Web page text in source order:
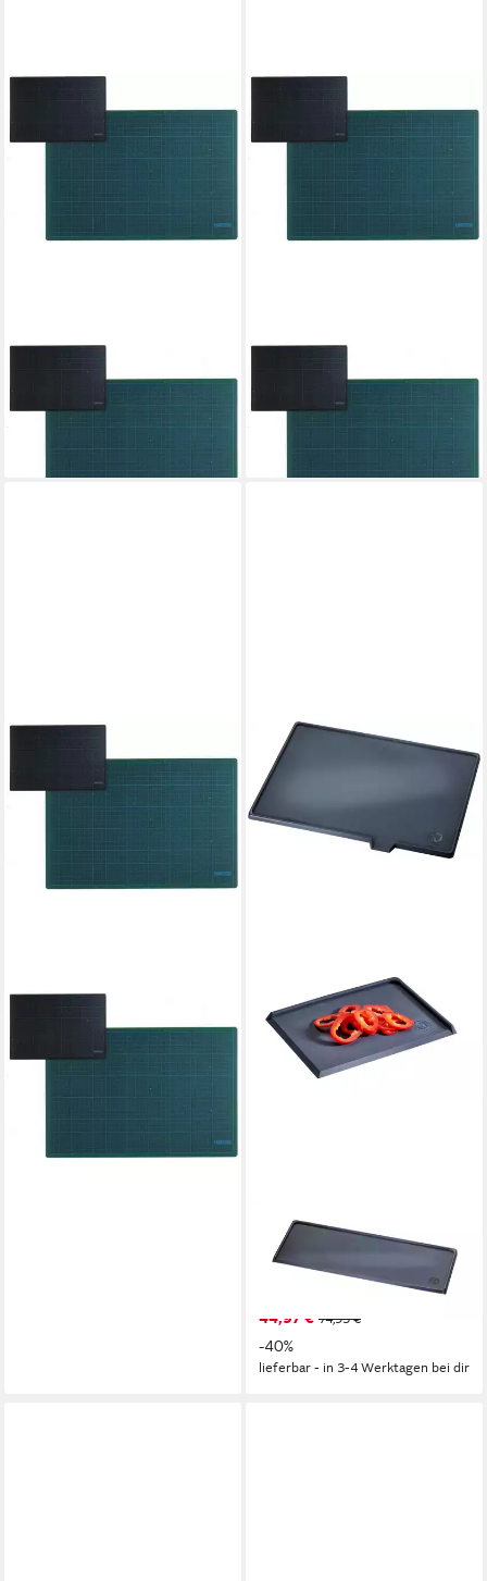
Schneidunterlage Cut Mat
45x33cm grün/schwarz
lieferbar - in 5-6 Werktagen bei dir
Schneidunterlage Cut Mat
90x60cm grün/schwarz
lieferbar - in 5-6 Werktagen bei dir
Schneidunterlage Cut Mat
60x45cm grün/schwarz
lieferbar - in 5-6 Werktagen bei dir
CHEF CUISINE INTERNATIONAL
Schneideunterlage BBQ
Schneidebretter, drei
44,97 € 74,95 €
-40%
lieferbar - in 3-4 Werktagen bei dir